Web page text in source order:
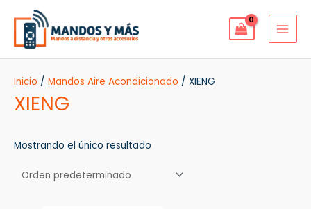
contenido
Inicio / Mandos Aire Acondicionado / XIENG
XIENG
Mostrando el único resultado